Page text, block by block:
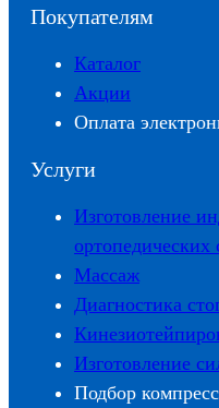
Покупателям
Каталог
Акции
Оплата
Услуги
Изготовление
ортопедических
Массаж
Диагностика
Изготовление
Подбор